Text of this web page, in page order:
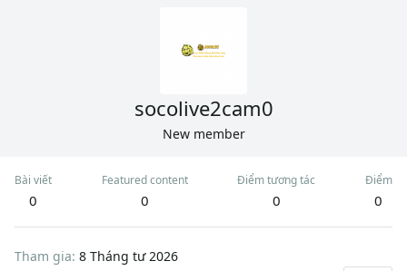
socolive2cam0
New member
Bài viết
0
Featured content
0
Điểm tương tác
0
Điểm
0
Tham gia 8 Tháng tư 2026